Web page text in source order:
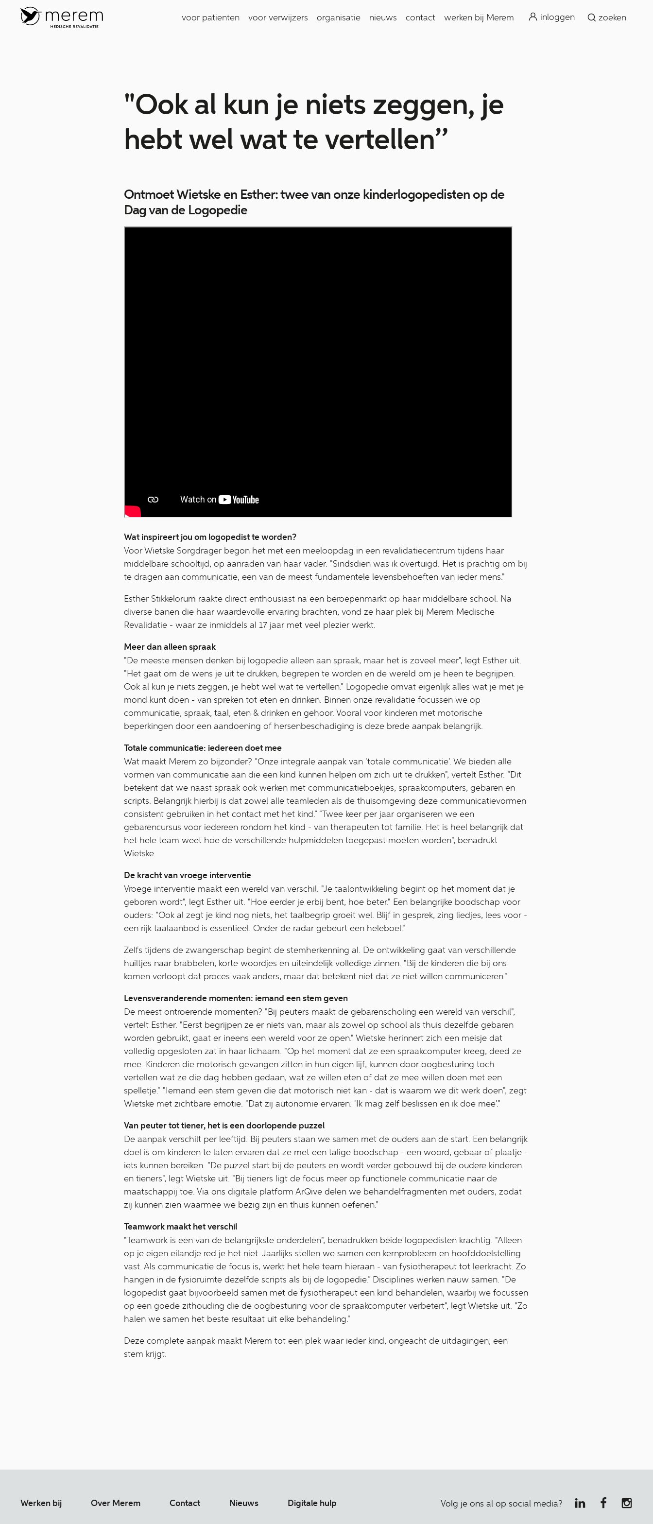
voor patienten voor verwijzers organisatie nieuws contact werken bij Merem inloggen zoeken
zoeken
"Ook al kun je niets zeggen, je
hebt wel wat te vertellen’’
Ontmoet Wietske en Esther: twee van onze kinderlogopedisten op de
Dag van de Logopedie
Wat inspireert jou om logopedist te worden?
Voor Wietske Sorgdrager begon het met een meeloopdag in een revalidatiecentrum tijdens haar
middelbare schooltijd, op aanraden van haar vader. "Sindsdien was ik overtuigd. Het is prachtig om bij
te dragen aan communicatie, een van de meest fundamentele levensbehoeften van ieder mens."
Esther Stikkelorum raakte direct enthousiast na een beroepenmarkt op haar middelbare school. Na
diverse banen die haar waardevolle ervaring brachten, vond ze haar plek bij Merem Medische
Revalidatie - waar ze inmiddels al 17 jaar met veel plezier werkt.
Meer dan alleen spraak
"De meeste mensen denken bij logopedie alleen aan spraak, maar het is zoveel meer", legt Esther uit.
"Het gaat om de wens je uit te drukken, begrepen te worden en de wereld om je heen te begrijpen.
Ook al kun je niets zeggen, je hebt wel wat te vertellen." Logopedie omvat eigenlijk alles wat je met je
mond kunt doen - van spreken tot eten en drinken. Binnen onze revalidatie focussen we op
communicatie, spraak, taal, eten & drinken en gehoor. Vooral voor kinderen met motorische
beperkingen door een aandoening of hersenbeschadiging is deze brede aanpak belangrijk.
Totale communicatie: iedereen doet mee
Wat maakt Merem zo bijzonder? “Onze integrale aanpak van 'totale communicatie'. We bieden alle
vormen van communicatie aan die een kind kunnen helpen om zich uit te drukken", vertelt Esther. “Dit
betekent dat we naast spraak ook werken met communicatieboekjes, spraakcomputers, gebaren en
scripts. Belangrijk hierbij is dat zowel alle teamleden als de thuisomgeving deze communicatievormen
consistent gebruiken in het contact met het kind.” “Twee keer per jaar organiseren we een
gebarencursus voor iedereen rondom het kind - van therapeuten tot familie. Het is heel belangrijk dat
het hele team weet hoe de verschillende hulpmiddelen toegepast moeten worden", benadrukt
Wietske.
De kracht van vroege interventie
Vroege interventie maakt een wereld van verschil. "Je taalontwikkeling begint op het moment dat je
geboren wordt", legt Esther uit. "Hoe eerder je erbij bent, hoe beter." Een belangrijke boodschap voor
ouders: "Ook al zegt je kind nog niets, het taalbegrip groeit wel. Blijf in gesprek, zing liedjes, lees voor -
een rijk taalaanbod is essentieel. Onder de radar gebeurt een heleboel."
Zelfs tijdens de zwangerschap begint de stemherkenning al. De ontwikkeling gaat van verschillende
huiltjes naar brabbelen, korte woordjes en uiteindelijk volledige zinnen. "Bij de kinderen die bij ons
komen verloopt dat proces vaak anders, maar dat betekent niet dat ze niet willen communiceren."
Levensveranderende momenten: iemand een stem geven
De meest ontroerende momenten? "Bij peuters maakt de gebarenscholing een wereld van verschil",
vertelt Esther. "Eerst begrijpen ze er niets van, maar als zowel op school als thuis dezelfde gebaren
worden gebruikt, gaat er ineens een wereld voor ze open." Wietske herinnert zich een meisje dat
volledig opgesloten zat in haar lichaam. "Op het moment dat ze een spraakcomputer kreeg, deed ze
mee. Kinderen die motorisch gevangen zitten in hun eigen lijf, kunnen door oogbesturing toch
vertellen wat ze die dag hebben gedaan, wat ze willen eten of dat ze mee willen doen met een
spelletje." "Iemand een stem geven die dat motorisch niet kan - dat is waarom we dit werk doen", zegt
Wietske met zichtbare emotie. "Dat zij autonomie ervaren: 'Ik mag zelf beslissen en ik doe mee'."
Van peuter tot tiener, het is een doorlopende puzzel
De aanpak verschilt per leeftijd. Bij peuters staan we samen met de ouders aan de start. Een belangrijk
doel is om kinderen te laten ervaren dat ze met een talige boodschap - een woord, gebaar of plaatje -
iets kunnen bereiken. "De puzzel start bij de peuters en wordt verder gebouwd bij de oudere kinderen
en tieners", legt Wietske uit. "Bij tieners ligt de focus meer op functionele communicatie naar de
maatschappij toe. Via ons digitale platform ArQive delen we behandelfragmenten met ouders, zodat
zij kunnen zien waarmee we bezig zijn en thuis kunnen oefenen.”
Teamwork maakt het verschil
"Teamwork is een van de belangrijkste onderdelen", benadrukken beide logopedisten krachtig. "Alleen
op je eigen eilandje red je het niet. Jaarlijks stellen we samen een kernprobleem en hoofddoelstelling
vast. Als communicatie de focus is, werkt het hele team hieraan - van fysiotherapeut tot leerkracht. Zo
hangen in de fysioruimte dezelfde scripts als bij de logopedie.” Disciplines werken nauw samen. "De
logopedist gaat bijvoorbeeld samen met de fysiotherapeut een kind behandelen, waarbij we focussen
op een goede zithouding die de oogbesturing voor de spraakcomputer verbetert", legt Wietske uit. "Zo
halen we samen het beste resultaat uit elke behandeling."
Deze complete aanpak maakt Merem tot een plek waar ieder kind, ongeacht de uitdagingen, een
stem krijgt.
Werken bij Over Merem Contact Nieuws Digitale hulp Volg je ons al op social media?